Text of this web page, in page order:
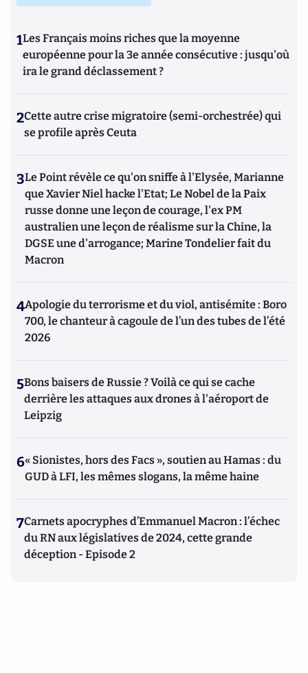
1Les Français moins riches que la moyenne
européenne pour la 3e année consécutive : jusqu'où
ira le grand déclassement ?
2Cette autre crise migratoire (semi-orchestrée) qui
se profile après Ceuta
3Le Point révèle ce qu'on sniffe à l'Elysée, Marianne
que Xavier Niel hacke l'Etat; Le Nobel de la Paix
russe donne une leçon de courage, l'ex PM
australien une leçon de réalisme sur la Chine, la
DGSE une d'arrogance; Marine Tondelier fait du
Macron
4Apologie du terrorisme et du viol, antisémite : Boro
700, le chanteur à cagoule de l’un des tubes de l’été
2026
5Bons baisers de Russie ? Voilà ce qui se cache
derrière les attaques aux drones à l'aéroport de
Leipzig
6« Sionistes, hors des Facs », soutien au Hamas : du
GUD à LFI, les mêmes slogans, la même haine
7Carnets apocryphes d’Emmanuel Macron : l’échec
du RN aux législatives de 2024, cette grande
déception - Episode 2